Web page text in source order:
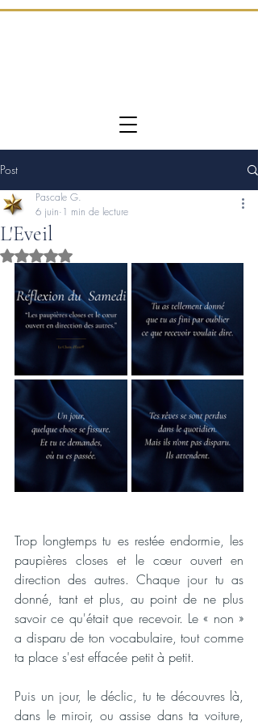
Post
L'Eveil
Pascale G.
6 juin 1 min de lecture
Noté NaN étoiles sur 5.
Trop longtemps tu es restée endormie, les
paupières closes et le cœur ouvert en
direction des autres. Chaque jour tu as
donné, tant et plus, au point de ne plus
savoir ce qu'était que recevoir. Le « non »
a disparu de ton vocabulaire, tout comme
ta place s'est effacée petit à petit.
Puis un jour, le déclic, tu te découvres là,
dans le miroir, ou assise dans ta voiture,